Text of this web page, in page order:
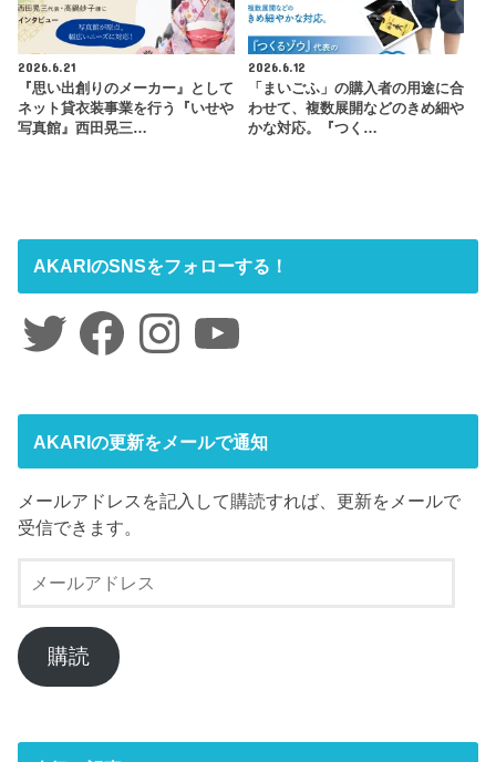
2026.6.21
『思い出創りのメーカー』として
ネット貸衣装事業を行う『いせや
写真館』西田晃三…
2026.6.12
「まいごふ」の購入者の用途に合
わせて、複数展開などのきめ細や
かな対応。『つく…
AKARIのSNSをフォローする！
Twitter FacebookInstagramYouTube
AKARIの更新をメールで通知
メールアドレスを記入して購読すれば、更新をメールで
受信できます。
ー
ア
ド
購読